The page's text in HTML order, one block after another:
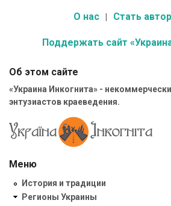
О нас Стать
Поддержать сайт
Об этом сайте
«Украина Инкогнита» -
энтузиастов краеведения.
Меню
История и традиции
Регионы Украины